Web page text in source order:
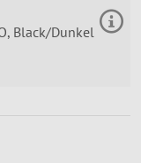
Black/Dunkel